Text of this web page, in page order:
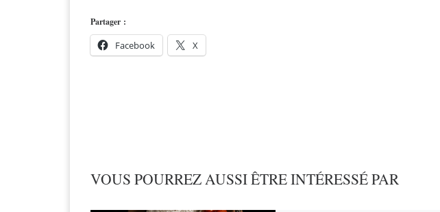
Partager :
Facebook X
VOUS POURREZ AUSSI ÊTRE INTÉRESSÉ PAR